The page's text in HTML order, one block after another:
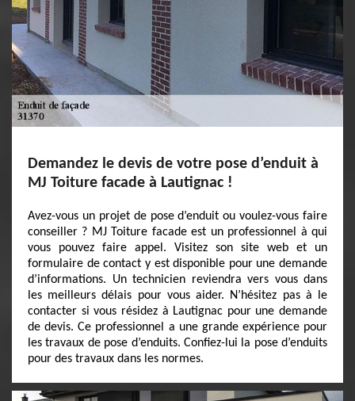
Demandez le devis de votre pose d’enduit à
MJ Toiture facade à Lautignac !
Avez-vous un projet de pose d’enduit ou voulez-vous faire
conseiller ? MJ Toiture facade est un professionnel à qui
vous pouvez faire appel. Visitez son site web et un
formulaire de contact y est disponible pour une demande
d’informations. Un technicien reviendra vers vous dans
les meilleurs délais pour vous aider. N’hésitez pas à le
contacter si vous résidez à Lautignac pour une demande
de devis. Ce professionnel a une grande expérience pour
les travaux de pose d’enduits. Confiez-lui la pose d’enduits
pour des travaux dans les normes.